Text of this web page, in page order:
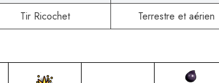
Tir Ricochet Terrestre et aérien